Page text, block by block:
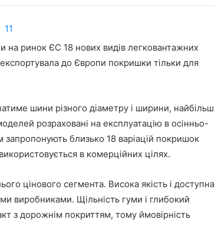
на ринок ЄС 18 нових видів легковантажних
до Європи покришки тільки для
шини різного діаметру і ширини, найбільш
розраховані на експлуатацію в осінньо-
близько 18 варіацій покришок
в комерційних цілях.
цінового сегмента. Висока якість і доступна
виробниками. Щільність гуми і глибокий
з дорожнім покриттям, тому ймовірність